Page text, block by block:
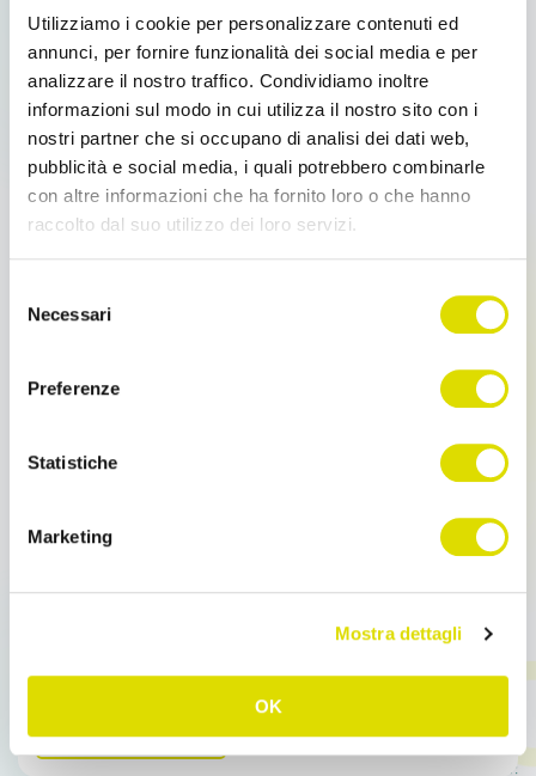
Utilizziamo i cookie per personalizzare contenuti ed
annunci, per fornire funzionalità dei social media e per
analizzare il nostro traffico. Condividiamo inoltre
informazioni sul modo in cui utilizza il nostro sito con i
nostri partner che si occupano di analisi dei dati web,
pubblicità e social media, i quali potrebbero combinarle
con altre informazioni che ha fornito loro o che hanno
raccolto dal suo utilizzo dei loro servizi.
all'informativa:
https://www.ordersender.com/cookie-
delNecessari
Preferenze
Statistiche
Marketing
Mostra dettagli
OK
Catalogo prodotti digitale: vendi in mobilità Scegli
uno strumento di Vendita indispensabile come il […]
Leggi tutto
Catalogo, Giro Visite, Taglia e Colore,
Provvigioni
Catalogo, Giro Visite, Taglia e Colore, Provvigioni
Catalogo, Giro Visite, Taglia e Colore, Provvigioni